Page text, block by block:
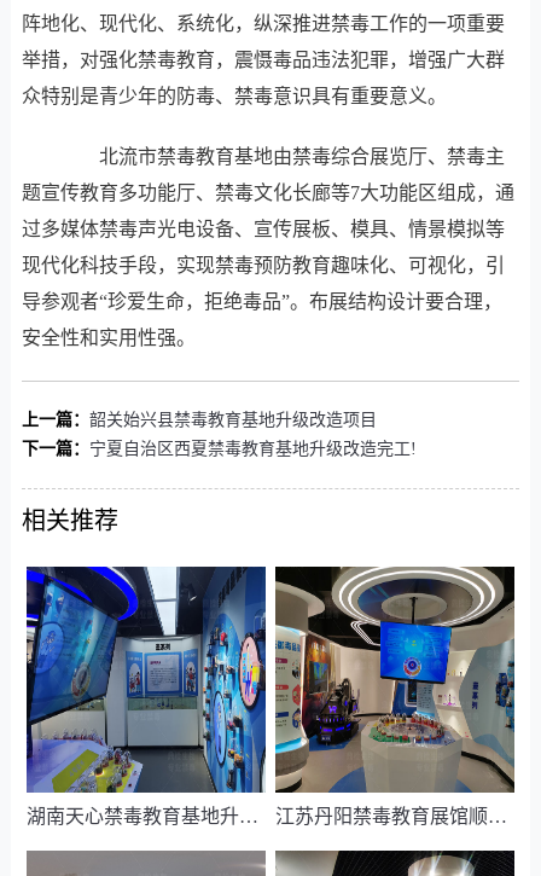
阵地化、现代化、系统化，纵深推进禁毒工作的一项重要
举措，对强化禁毒教育，震慑毒品违法犯罪，增强广大群
众特别是青少年的防毒、禁毒意识具有重要意义。
北流市禁毒教育基地由禁毒综合展览厅、禁毒主
题宣传教育多功能厅、禁毒文化⻓廊等7大功能区组成，通
过多媒体禁毒声光电设备、宣传展板、模具、情景模拟等
现代化科技手段，实现禁毒预防教育趣味化、可视化，引
导参观者“珍爱生命，拒绝毒品”。布展结构设计要合理，
安全性和实用性强。
上一篇： 韶关始兴县禁毒教育基地升级改造项目
下一篇： 宁夏自治区西夏禁毒教育基地升级改造完工!
相关推荐
湖南天心禁毒教育基地升级改造竣工 江苏丹阳禁毒教育展馆顺利完工交付！！！